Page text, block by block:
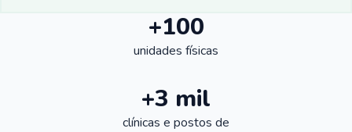
+100
unidades físicas
+3 mil
clínicas e postos de